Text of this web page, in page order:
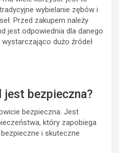
wybielanie zębów i
Przed zakupem należy
jest odpowiednia dla danego
dużo źródeł
jest bezpieczna?
bezpieczna. Jest
który zapobiega
i skuteczne